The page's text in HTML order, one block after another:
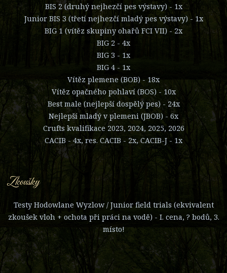
BIS 2 (druhý nejhezčí pes výstavy) - 1x
Junior BIS 3 (třetí nejhezčí mladý pes výstavy) - 1x
BIG 1 (vítěz skupiny ohařů FCI VII) - 2x
BIG 2 - 4x
BIG 3 - 1x
BIG 4 - 1x
Vítěz plemene (BOB) - 18x
Vítěz opačného pohlaví (BOS) - 10x
Best male (nejlepší dospělý pes) - 24x
Nejlepší mladý v plemeni (JBOB) - 6x
Crufts kvalifikace 2023, 2024, 2025, 2026
CACIB - 4x, res. CACIB - 2x, CACIB-J - 1x
Zkoušky
Testy Hodowlane Wyzlow / Junior field trials (ekvivalent
zkoušek vloh + ochota při práci na vodě) - I. cena, ? bodů, 3.
místo!